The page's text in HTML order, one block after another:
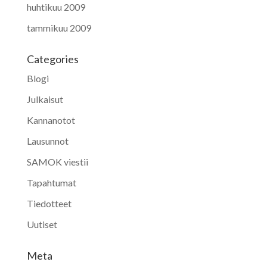
huhtikuu 2009
tammikuu 2009
Categories
Blogi
Julkaisut
Kannanotot
Lausunnot
SAMOK viestii
Tapahtumat
Tiedotteet
Uutiset
Meta